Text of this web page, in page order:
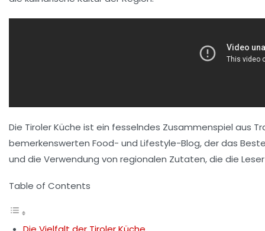
Die Tiroler Küche ist ein fesselndes Zusammenspiel aus
bemerkenswerten Food- und Lifestyle-Blog, der das
und die Verwendung von regionalen Zutaten, die die
Table of Contents